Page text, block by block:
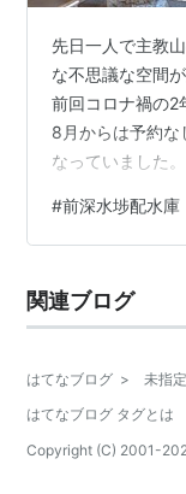
先日一人で主教
な不思議な空間
前回コロナ禍の2
8月からは予約な
なっていました
主教山 Misson
前深水埗配水庫
なので尖沙咀
埗 Sham Shui…
#前深水埗配水庫
関連ブログ
はてなブログ > 未指定
はてなブログ タグとは
Copyright (C) 2001-